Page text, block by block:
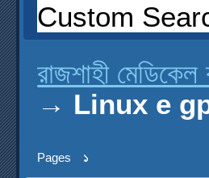
Custom
রাজশাহী
→ Linux e
Pages ১